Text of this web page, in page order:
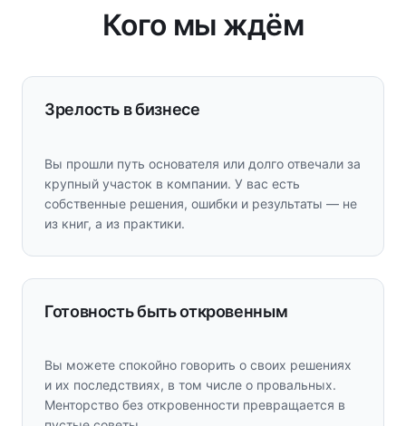
Кого мы ждём
Зрелость в бизнесе
Вы прошли путь основателя или долго отвечали за
крупный участок в компании. У вас есть
собственные решения, ошибки и результаты — не
из книг, а из практики.
Готовность быть откровенным
Вы можете спокойно говорить о своих решениях
и их последствиях, в том числе о провальных.
Менторство без откровенности превращается в